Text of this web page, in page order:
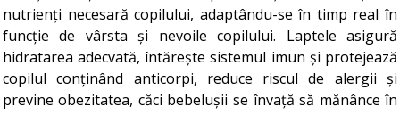
nutrienți necesară copilului, adaptându-se în timp real în
funcție de vârsta și nevoile copilului. Laptele asigură
hidratarea adecvată, întărește sistemul imun și protejează
copilul conținând anticorpi, reduce riscul de alergii și
previne obezitatea, căci bebelușii se învață să mănânce în